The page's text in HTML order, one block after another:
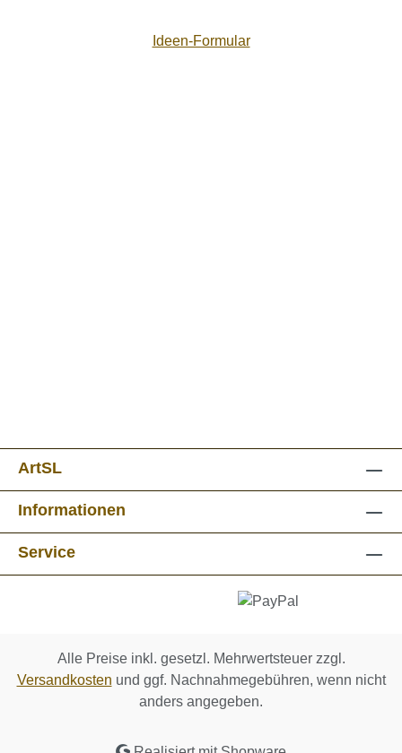
Ideen-Formular
ArtSL
Informationen
Service
Alle Preise inkl. gesetzl. Mehrwertsteuer zzgl.
Versandkosten und ggf. Nachnahmegebühren, wenn nicht
anders angegeben.